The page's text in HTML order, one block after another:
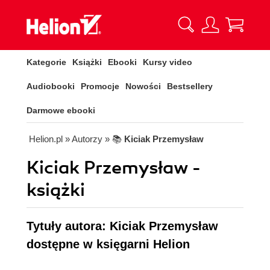
Kategorie Książki Ebooki Kursy video
Audiobooki Promocje Nowości Bestsellery
Darmowe ebooki
Helion.pl » Autorzy » 📚 Kiciak Przemysław
Kiciak Przemysław -
książki
Tytuły autora: Kiciak Przemysław
dostępne w księgarni Helion